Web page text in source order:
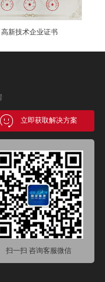
高新技术企业证书
立即获取解决方案
扫一扫 咨询客服微信